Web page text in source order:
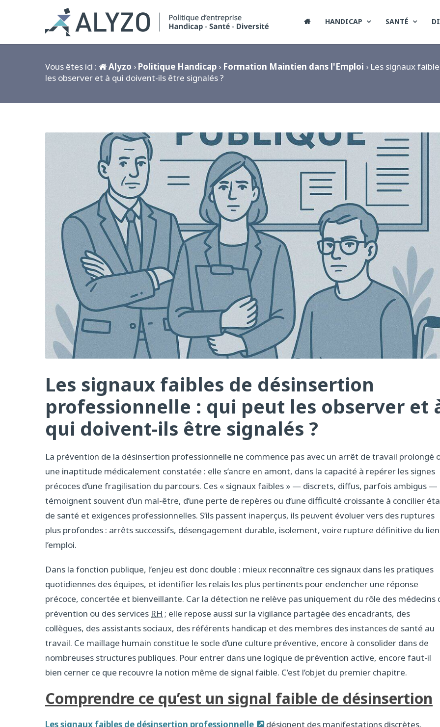
 HANDICAP SANTÉ
Vous êtes ici : Alyzo › Politique Handicap › Formation Maintien dans l'Emploi › Les signaux
les observer et à qui doivent-ils être signalés ?
Les signaux faibles de désinsertion
professionnelle : qui peut les observer et
qui doivent-ils être signalés ?
La prévention de la désinsertion professionnelle ne commence pas avec un arrêt de travail prolongé
une inaptitude médicalement constatée : elle s’ancre en amont, dans la capacité à repérer les signes
précoces d’une fragilisation du parcours. Ces « signaux faibles » — discrets, diffus, parfois ambigus —
témoignent souvent d’un mal-être, d’une perte de repères ou d’une difficulté croissante à concilier
de santé et exigences professionnelles. S’ils passent inaperçus, ils peuvent évoluer vers des ruptures
plus profondes : arrêts successifs, désengagement durable, isolement, voire rupture définitive du
l’emploi.
Dans la fonction publique, l’enjeu est donc double : mieux reconnaître ces signaux dans les pratiques
quotidiennes des équipes, et identifier les relais les plus pertinents pour enclencher une réponse
précoce, concertée et bienveillante. Car la détection ne relève pas uniquement du rôle des médecins
prévention ou des services RH ; elle repose aussi sur la vigilance partagée des encadrants, des
collègues, des assistants sociaux, des référents handicap et des membres des instances de santé au
travail. Ce maillage humain constitue le socle d’une culture préventive, encore à consolider dans de
nombreuses structures publiques. Pour entrer dans une logique de prévention active, encore faut-il
bien cerner ce que recouvre la notion même de signal faible. C’est l’objet du premier chapitre.
Comprendre ce qu’est un signal faible de désinsertion
Les signaux faibles de désinsertion professionnelle
désignent des manifestations discrètes,